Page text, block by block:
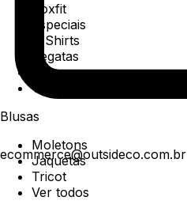
ecommerce@outsideco.com.br
Boxfit
Especiais
T-Shirts
Regatas
Polo
Ver todos
Blusas
Moletons
Jaquetas
Tricot
Ver todos